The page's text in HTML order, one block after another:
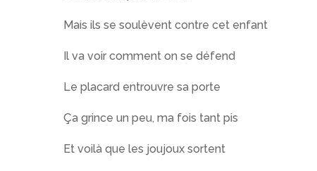
Mais ils se soulèvent contre cet enfant
Il va voir comment on se défend
Le placard entrouvre sa porte
Ça grince un peu, ma fois tant pis
Et voilà que les joujoux sortent